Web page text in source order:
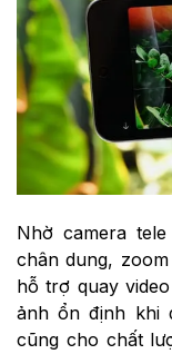
Nhờ camera
chân dung,
hỗ trợ quay
ảnh ổn định khi
cũng cho chất